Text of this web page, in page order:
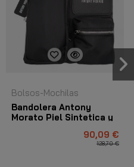
Bolsos-Mochilas
Bandolera Antony
Morato Piel Sintetica y
90,09 €
128,70 €